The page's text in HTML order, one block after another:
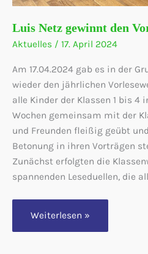
Luis Netz gewinnt den
Aktuelles / 17. April 2024
Am 17.04.2024 gab es in der
wieder den jährlichen
alle Kinder der Klassen 1 bis 4
Wochen gemeinsam mit der
und Freunden fleißig geübt
Betonung in ihren Vorträgen
Zunächst erfolgten die
spannenden Leseduellen, die
Luis
gewinnt
Weiterlesen »